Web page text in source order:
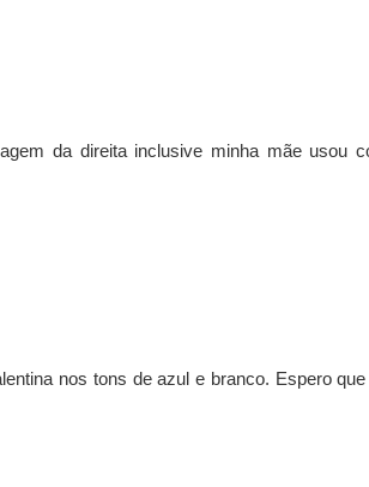
da direita inclusive minha mãe usou
nos tons de azul e branco. Espero